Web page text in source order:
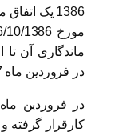
1386 یک
ماندگاری آن تا
در فروردین ماه 1387 برای همگان آشکار شد
در فروردین
کارقرار گرفته